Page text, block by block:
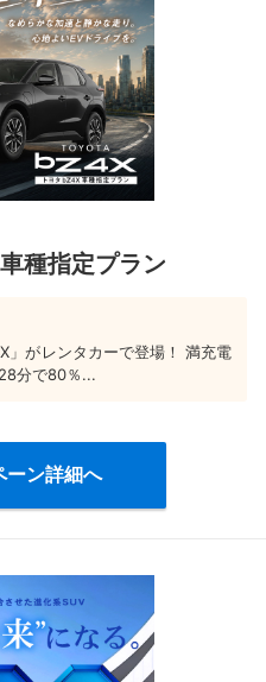
種指定プラン
」がレンタカーで登場！ 満充電
分で80％...
ーン詳細へ